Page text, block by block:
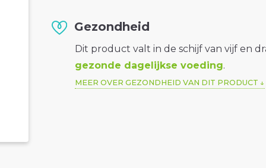
Gezondheid
Dit product valt in de schijf van vijf en
gezonde dagelijkse voeding.
MEER OVER GEZONDHEID VAN DIT PRODUCT